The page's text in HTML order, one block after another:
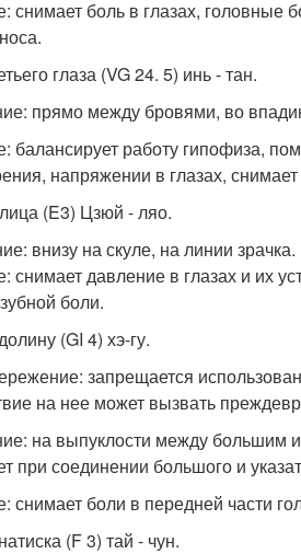
снимает боль в глазах, головные
глаза (VG 24. 5) инь - тан.
прямо между бровями, во
балансирует работу гипофиза,
напряжении в глазах,
(E3) Цзюй - ляо.
внизу на скуле, на линии зрачка.
снимает давление в глазах и их
боли.
(GI 4) хэ-гу.
запрещается
на нее может вызвать
на выпуклости между большим
при соединении большого и
снимает боли в передней части
(F 3) тай - чун.